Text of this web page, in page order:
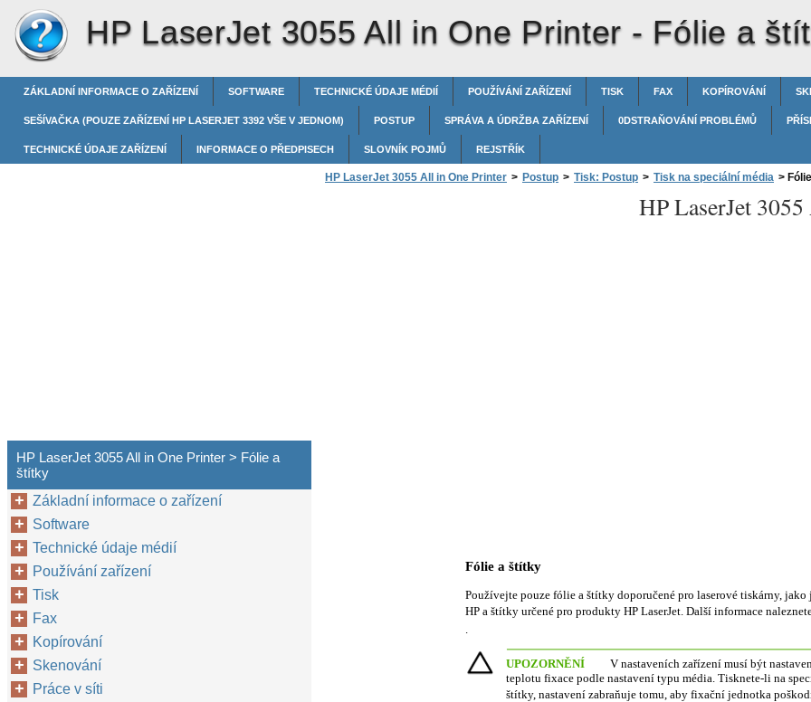
HP LaserJet 3055 All in One Printer - Fólie a
ZÁKLADNÍ INFORMACE O ZAŘÍZENÍ SOFTWARE TECHNICKÉ ÚDAJE MÉDIÍ POUŽÍVÁNÍ ZAŘÍZENÍ TISK FAX KOPÍROVÁNÍ
SEŠÍVAČKA (POUZE ZAŘÍZENÍ HP LASERJET 3392 VŠE V JEDNOM) POSTUP SPRÁVA A ÚDRŽBA ZAŘÍZENÍ 0DSTRAŇOVÁNÍ PROBLÉMŮ
TECHNICKÉ ÚDAJE ZAŘÍZENÍ INFORMACE O PŘEDPISECH SLOVNÍK POJMŮ REJSTŘÍK
HP LaserJet 3055 All in One Printer > Postup > Tisk: Postup > Tisk na speciální média >
HP LaserJet
Fólie a štítky
Používejte pouze fólie a štítky doporučené pro laserové tiskárny,
HP a štítky určené pro produkty HP LaserJet. Další informace
.
UPOZORNĚNÍ
V nastaveních zařízení musí být
teplotu fixace podle nastavení typu média. Tisknete-li na
štítky, nastavení zabraňuje tomu, aby fixační jednotka
HP LaserJet 3055 All in One Printer > Fólie a
štítky
Základní informace o zařízení
Software
Technické údaje médií
Používání zařízení
Tisk
Fax
Kopírování
Skenování
Práce v síti